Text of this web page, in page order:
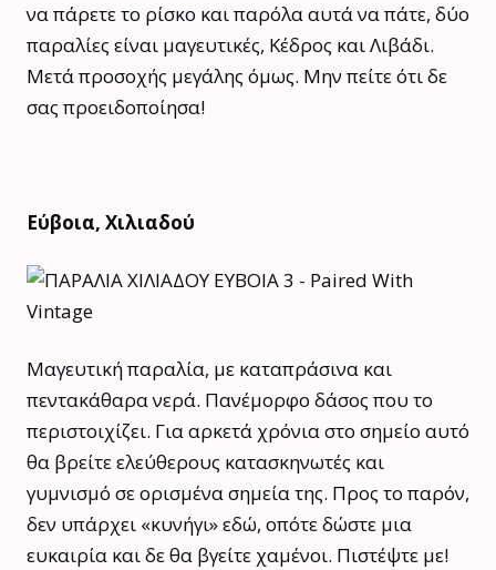
να πάρετε το ρίσκο και παρόλα αυτά να πάτε, δύο
παραλίες είναι μαγευτικές, Κέδρος και Λιβάδι.
Μετά προσοχής μεγάλης όμως. Μην πείτε ότι δε
σας προειδοποίησα!
Εύβοια, Χιλιαδού
Μαγευτική παραλία, με καταπράσινα και
πεντακάθαρα νερά. Πανέμορφο δάσος που το
περιστοιχίζει. Για αρκετά χρόνια στο σημείο αυτό
θα βρείτε ελεύθερους κατασκηνωτές και
γυμνισμό σε ορισμένα σημεία της. Προς το παρόν,
δεν υπάρχει «κυνήγι» εδώ, οπότε δώστε μια
ευκαιρία και δε θα βγείτε χαμένοι. Πιστέψτε με!